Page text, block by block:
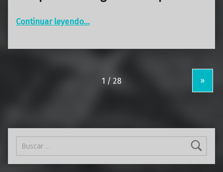
Continuar leyendo“La ley del corazón – Capitulo 132 Completo Hd Segunda Temporada”
…
»